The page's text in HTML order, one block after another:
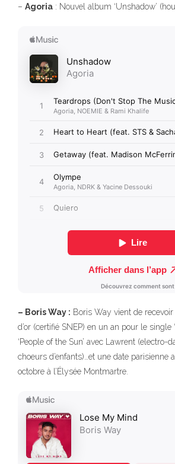
– Agoria : Nouvel album ‘Unshadow’
– Boris Way : Boris Way vient de
d’or (certifié SNEP) en un an pour le single
‘People of the Sun’ avec Lawrent (electro-
choeurs d’enfants)…et une date parisienne
octobre à l’Élysée Montmartre.